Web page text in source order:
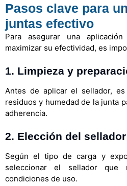
Pasos clave para
juntas efectivo
Para asegurar una
maximizar su efectividad, es
1. Limpieza y
Antes de aplicar el sellador,
residuos y humedad de la junta
adherencia.
2. Elección del
Según el tipo de carga y
seleccionar el sellador
condiciones de uso.